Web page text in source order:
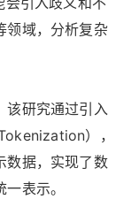
领域，分析复杂
该研究通过引入
），
数据，实现了数
表示。